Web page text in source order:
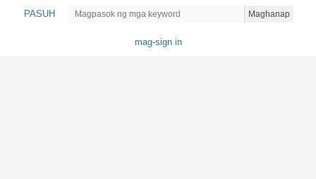
PASUH Maghanap
mag-sign in